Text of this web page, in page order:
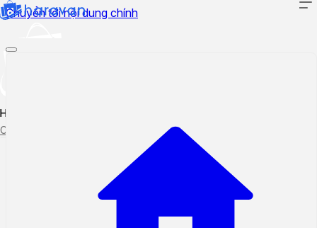
Chuyển tới nội dung chính
Hướng dẫn sử dụng
Cập nhật tính năng mới
Theo dõi ticket